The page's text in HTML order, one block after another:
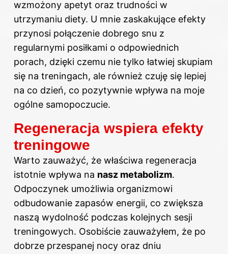
wzmożony apetyt oraz trudności w
utrzymaniu diety. U mnie zaskakujące efekty
przynosi połączenie dobrego snu z
regularnymi posiłkami o odpowiednich
porach, dzięki czemu nie tylko łatwiej skupiam
się na treningach, ale również czuję się lepiej
na co dzień, co pozytywnie wpływa na moje
ogólne samopoczucie.
Regeneracja wspiera efekty
treningowe
Warto zauważyć, że właściwa regeneracja
istotnie wpływa na nasz metabolizm.
Odpoczynek umożliwia organizmowi
odbudowanie zapasów energii, co zwiększa
naszą wydolność podczas kolejnych sesji
treningowych. Osobiście zauważyłem, że po
dobrze przespanej nocy oraz dniu